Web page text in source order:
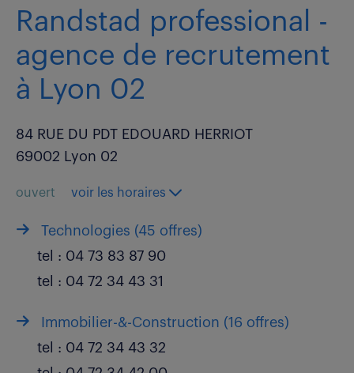
Randstad professional -
agence de recrutement
à Lyon 02
84 RUE DU PDT EDOUARD HERRIOT
69002 Lyon 02
ouvert voir les horaires
Technologies (45 offres)
tel : 04 73 83 87 90
tel : 04 72 34 43 31
Immobilier-&-Construction (16 offres)
tel : 04 72 34 43 32